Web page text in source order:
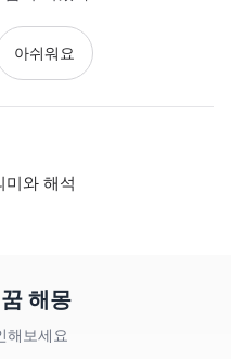
아쉬워요
와 해석
해몽
해보세요